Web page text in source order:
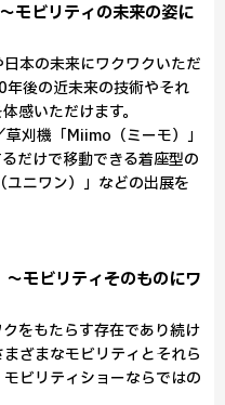
ビリティの未来の姿に
本の未来にワクワクいただ
後の近未来の技術やそれ
感いただけます。
刈機「Miimo（ミーモ）」
だけで移動できる着座型の
ニワン）」などの出展を
ビリティそのものにワ
をもたらす存在であり続け
ざまなモビリティとそれら
ビリティショーならではの